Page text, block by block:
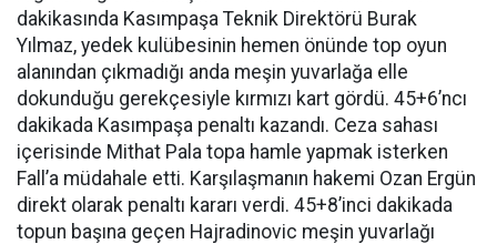
dakikasında Kasımpaşa Teknik Direktörü Burak
Yılmaz, yedek kulübesinin hemen önünde top oyun
alanından çıkmadığı anda meşin yuvarlağa elle
dokunduğu gerekçesiyle kırmızı kart gördü. 45+6’ncı
dakikada Kasımpaşa penaltı kazandı. Ceza sahası
içerisinde Mithat Pala topa hamle yapmak isterken
Fall’a müdahale etti. Karşılaşmanın hakemi Ozan Ergün
direkt olarak penaltı kararı verdi. 45+8’inci dakikada
topun başına geçen Hajradinovic meşin yuvarlağı